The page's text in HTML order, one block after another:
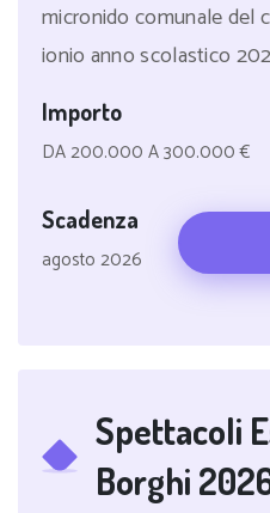
micronido comunale del
ionio anno scolastico
Importo
DA 200.000 A 300.000 €
Scadenza
agosto 2026
Spettacoli
Borghi